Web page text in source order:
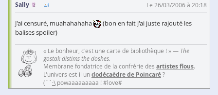
Sally
Le 26/03/2006 à 20:18
J'ai censuré, muahahahaha
(bon en fait j'ai juste rajouté les
balises spoiler)
« Le bonheur, c'est une carte de bibliothèque ! » — The
gostak distims the doshes.
Membrane fondatrice de la confrérie des artistes flous.
L'univers est-il undodécaèdre de Poincaré?
(``·\ powaaaaaaaaa ! #love#